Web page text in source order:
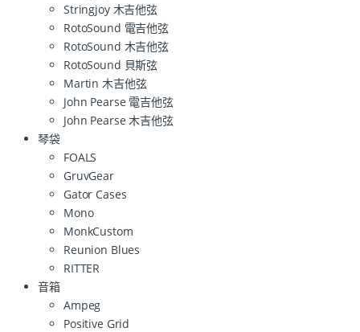
Stringjoy 木吉他弦
RotoSound 電吉他弦
RotoSound 木吉他弦
RotoSound 貝斯弦
Martin 木吉他弦
John Pearse 電吉他弦
John Pearse 木吉他弦
琴袋
FOALS
GruvGear
Gator Cases
Mono
MonkCustom
Reunion Blues
RITTER
音箱
Ampeg
Positive Grid